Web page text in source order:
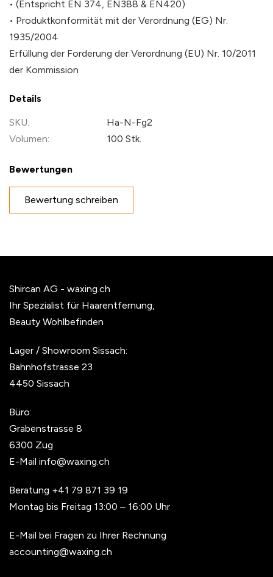
• (Entspricht EN 374, EN388 & EN420)
• Produktkonformität mit der Verordnung (EG) Nr.
1935/2004
Erfüllung der Forderung der Verordnung (EU) Nr. 10/2011
der Kommission
Details
Weitere
Informationen
Ha-N-Fg2
100 Stk.
Bewertungen
Bewertung
Bewertung schreiben
Shircan AG - waxing.ch
Ihr Spezialist für Haarentfernung,
Beauty Wohlbefinden
Lager / Showroom Sissach:
Bahnhofstrasse 23
4450 Sissach
Büro:
Grabenstrasse 8
6300 Zug
E-Mail info@waxing.ch
Beratung +41 79 871 39 19
Montag bis Freitag 13:00 – 16:00 Uhr
E-Mail bei Fragen zu Ihrer Rechnung
accounting@waxing.ch